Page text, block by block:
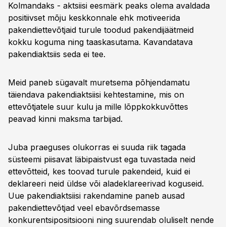
Kolmandaks - aktsiisi eesmärk peaks olema avaldada
positiivset mõju keskkonnale ehk motiveerida
pakendiettevõtjaid turule toodud pakendijäätmeid
kokku koguma ning taaskasutama. Kavandatava
pakendiaktsiis seda ei tee.
Meid paneb sügavalt muretsema põhjendamatu
täiendava pakendiaktsiisi kehtestamine, mis on
ettevõtjatele suur kulu ja mille lõppkokkuvõttes
peavad kinni maksma tarbijad.
Juba praeguses olukorras ei suuda riik tagada
süsteemi piisavat läbipaistvust ega tuvastada neid
ettevõtteid, kes toovad turule pakendeid, kuid ei
deklareeri neid üldse või aladeklareerivad koguseid.
Uue pakendiaktsiisi rakendamine paneb ausad
pakendiettevõtjad veel ebavõrdsemasse
konkurentsipositsiooni ning suurendab oluliselt nende